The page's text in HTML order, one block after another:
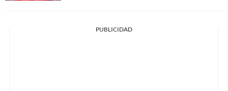
PUBLICIDAD